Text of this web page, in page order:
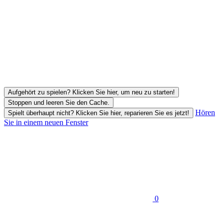
Aufgehört zu spielen? Klicken Sie hier, um neu zu starten!
Stoppen und leeren Sie den Cache.
Spielt überhaupt nicht? Klicken Sie hier, reparieren Sie es jetzt!
Hören
Sie in einem neuen Fenster
0